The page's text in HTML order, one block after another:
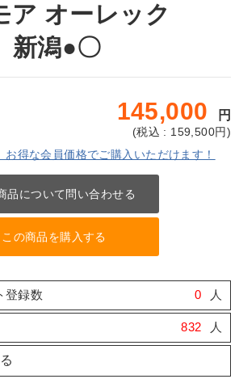
ア オーレック
潟●〇
145,000 円
(税込 : 159,500円)
得な会員価格でご購入いただけます！
品について問い合わせる
この商品を購入する
登録数 0 人
832 人